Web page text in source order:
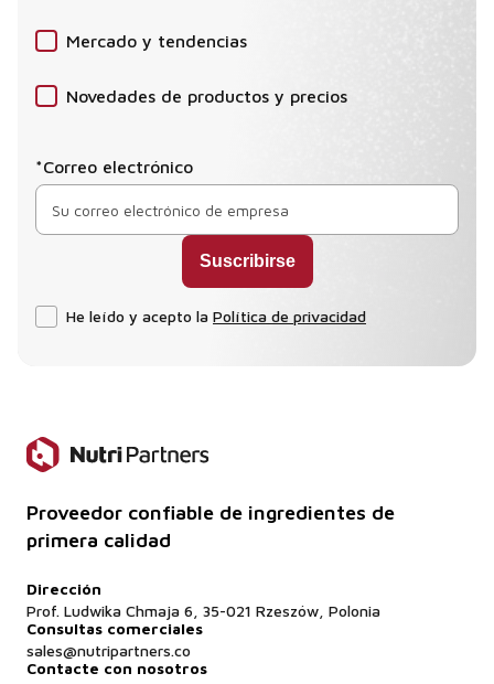
Mercado y tendencias
Novedades de productos y precios
*Correo electrónico
He leído y acepto la Política de privacidad
Proveedor confiable de ingredientes de
primera calidad
Dirección
Prof. Ludwika Chmaja 6, 35-021 Rzeszów, Polonia
Consultas comerciales
sales@nutripartners.co
Contacte con nosotros